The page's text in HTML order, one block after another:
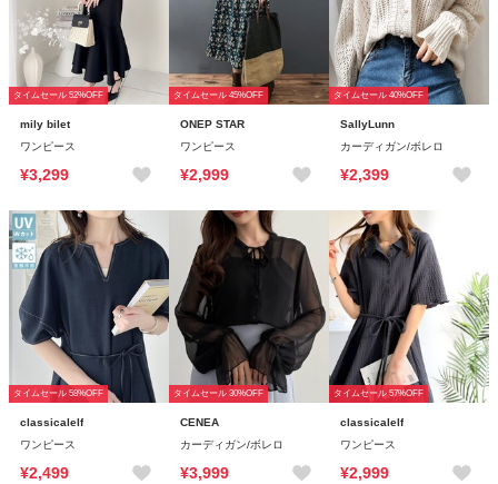
タイムセール 52%OFF
mily bilet
ワンピース
¥3,299
タイムセール 45%OFF
ONEP STAR
ワンピース
¥2,999
タイムセール 40%OFF
SallyLunn
カーディガン/ボレロ
¥2,399
タイムセール 58%OFF
classicalelf
ワンピース
¥2,499
タイムセール 30%OFF
CENEA
カーディガン/ボレロ
¥3,999
タイムセール 57%OFF
classicalelf
ワンピース
¥2,999